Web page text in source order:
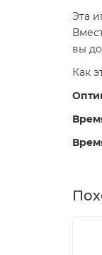
Эта
вы
Как